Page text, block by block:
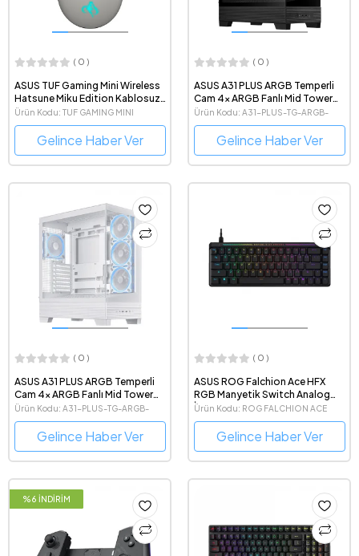
( 0 )
ASUS TUF Gaming Mini Wireless
Hatsune Miku Edition Kablosuz
Gaming Mouse
Ürün Kodu: TUF GAMING MINI
WIRELESS MIKU EDITION
Gelince Haber Ver
( 0 )
ASUS A31 PLUS ARGB Temperli
Cam 4x ARGB Fanlı Mid Tower
Siyah ATX Gaming Kasa
Ürün Kodu: A31-PLUS-TG-ARGB-
BLACK
Gelince Haber Ver
( 0 )
ASUS A31 PLUS ARGB Temperli
Cam 4x ARGB Fanlı Mid Tower
Beyaz ATX Gaming Kasa
Ürün Kodu: A31-PLUS-TG-ARGB-
WHITE
Gelince Haber Ver
( 0 )
ASUS ROG Falchion Ace HFX
RGB Manyetik Switch Analog
İngilizce Q Kablolu Oyuncu
Klavyesi
Ürün Kodu: ROG FALCHION ACE
HFX/PBT/UK
Gelince Haber Ver
%6 İNDİRİM